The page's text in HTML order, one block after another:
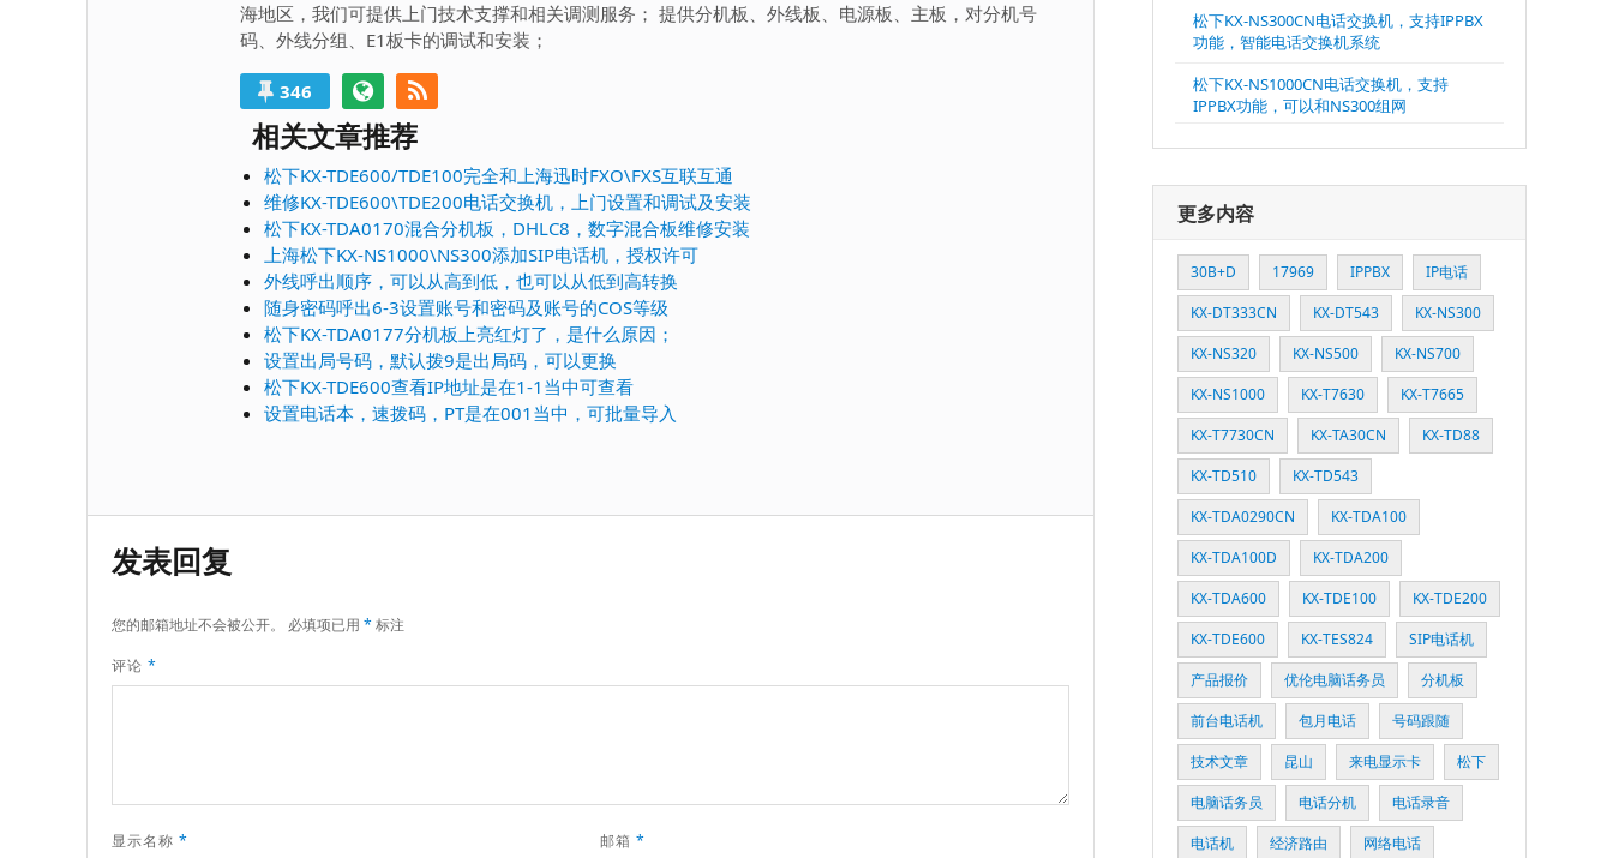
海地区，我们可提供上门技术支撑和相关调测服务； 提供分机板、外线板、电源板、主板，对分机号
码、外线分组、E1板卡的调试和安装；
346
相关文章推荐
松下KX-TDE600/TDE100完全和上海迅时FXO\FXS互联互通
维修KX-TDE600\TDE200电话交换机，上门设置和调试及安装
松下KX-TDA0170混合分机板，DHLC8，数字混合板维修安装
上海松下KX-NS1000\NS300添加SIP电话机，授权许可
外线呼出顺序，可以从高到低，也可以从低到高转换
随身密码呼出6-3设置账号和密码及账号的COS等级
松下KX-TDA0177分机板上亮红灯了，是什么原因；
设置出局号码，默认拨9是出局码，可以更换
松下KX-TDE600查看IP地址是在1-1当中可查看
设置电话本，速拨码，PT是在001当中，可批量导入
发表回复
您的邮箱地址不会被公开。 必填项已用 *标注
评论 *
显示名称 * 邮箱 *
松下KX-NS300CN电话交换机，支持IPPBX
功能，智能电话交换机系统
松下KX-NS1000CN电话交换机，支持
IPPBX功能，可以和NS300组网
更多内容
30B+D 17969 IPPBX
IP电话
KX-DT333CN
KX-DT543
KX-NS300
KX-NS320
KX-NS500
KX-NS700
KX-NS1000
KX-T7630
KX-T7665
KX-T7730CN
KX-TA30CN
KX-TD88
KX-TD510
KX-TD543
KX-TDA0290CN
KX-TDA100
KX-TDA100D
KX-TDA200
KX-TDA600
KX-TDE100
KX-TDE200
KX-TDE600
KX-TES824
SIP电话机
产品报价
优伦电脑话务员
分机板
前台电话机
包月电话
号码跟随
技术文章
昆山 来电显示卡
松下
电脑话务员
电话分机
电话录音
电话机
经济路由 网络电话